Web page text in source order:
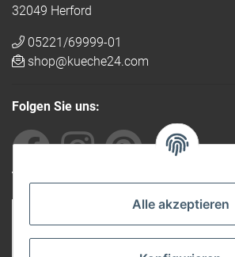
Alle akzeptieren
32049 Herford
05221/69999-01
shop@kueche24.com
Folgen Sie uns:
Von anderen empfohlen